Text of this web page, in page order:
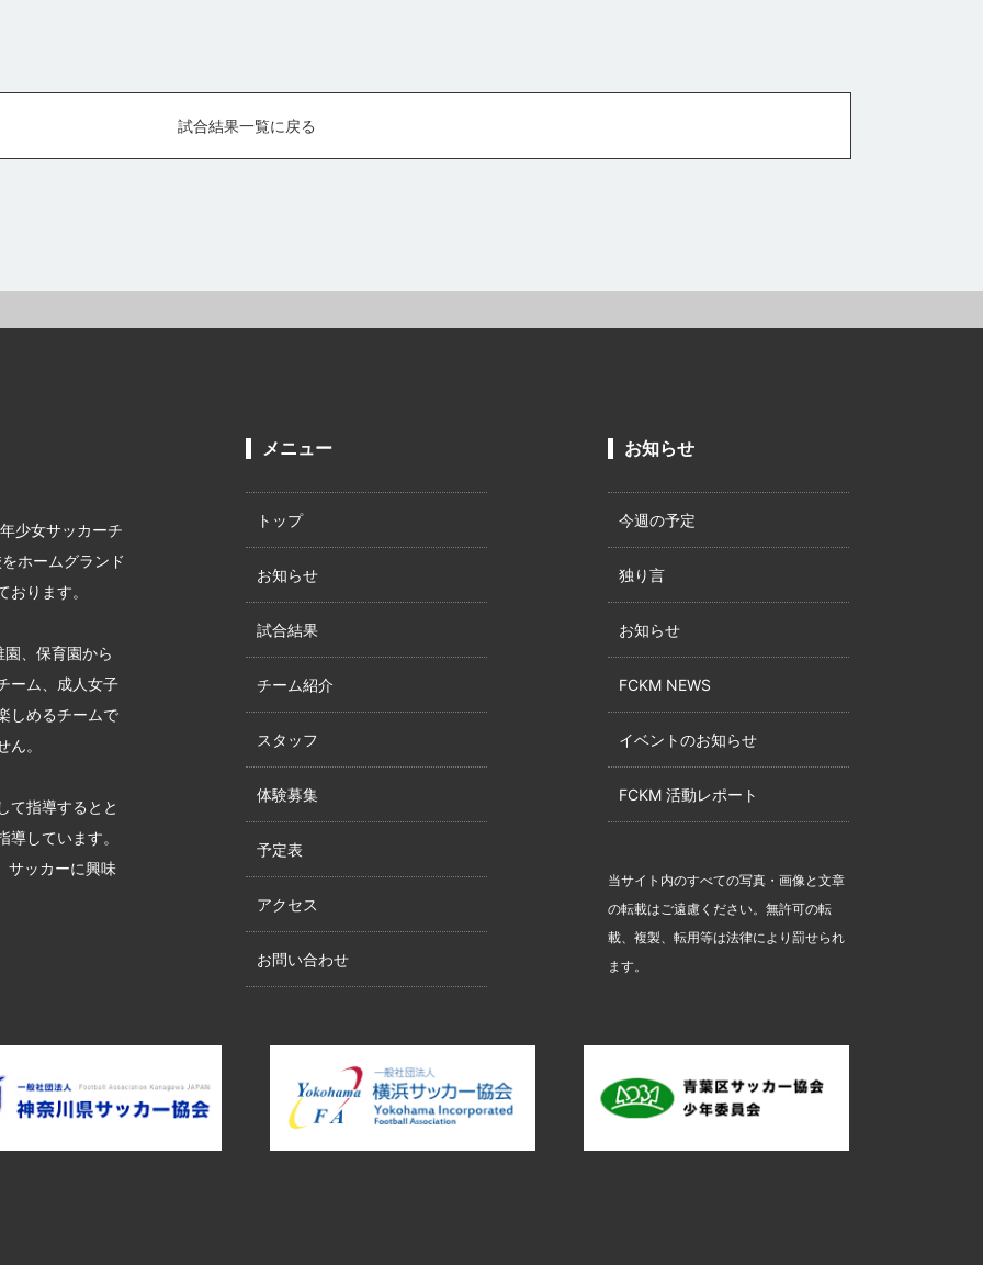
試合結果一覧に戻る
少女サッカーチ
ホームグランド
ります。
、保育園から
ーム、成人女子
しめるチームで
。
て指導するとと
しています。
サッカーに興味
メニュー
トップ
お知らせ
試合結果
チーム紹介
スタッフ
体験募集
予定表
アクセス
お問い合わせ
お知らせ
今週の予定
独り言
お知らせ
FCKM NEWS
イベントのお知らせ
FCKM 活動レポート
当サイト内のすべての写真・画像と文章
の転載はご遠慮ください。無許可の転
載、複製、転用等は法律により罰せられ
ます。